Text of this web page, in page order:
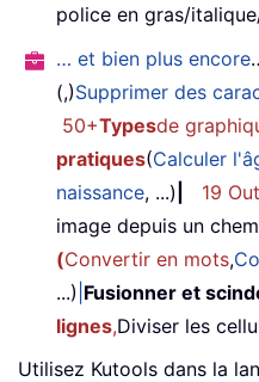
police en gras/
… et bien plus encore
(,)Supprimer des
50+Typesde
pratiques(Calculer
naissance, ...) 19
image depuis un
(Convertir en mots,
...) Fusionner et
lignes,Diviser les
Utilisez Kutools dans la